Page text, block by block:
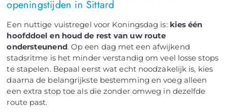
openingstijden in Sittard
Een nuttige vuistregel voor Koningsdag is: kies één
hoofddoel en houd de rest van uw route
ondersteunend. Op een dag met een afwijkend
stadsritme is het minder verstandig om veel losse stops
te stapelen. Bepaal eerst wat echt noodzakelijk is, kies
daarna de belangrijkste bestemming en voeg alleen
een extra stop toe als die zonder omweg in dezelfde
route past.